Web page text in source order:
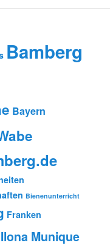
Bamberg
Bayern
Bienenunterricht
Franken
Ilona Munique